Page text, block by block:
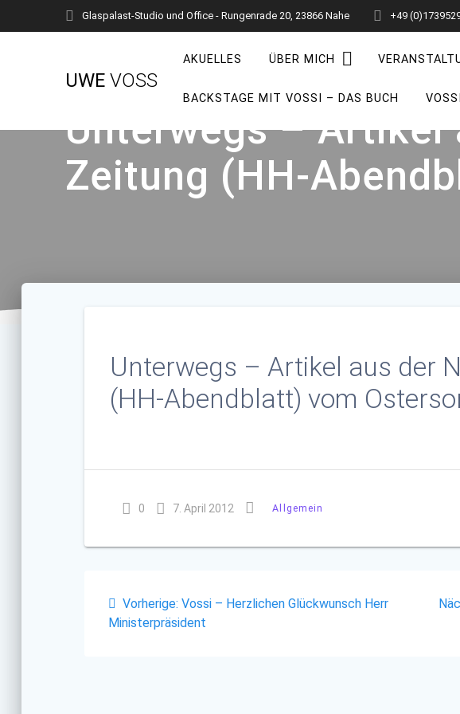
Glaspalast-Studio und Office - Rungenrade 20, 23866 Nahe +49
UWE VOSS
AKUELLES ÜBER MICH
BACKSTAGE MIT VOSSI – DAS BUCH
Unterwegs – Artikel
Zeitung (HH-
Unterwegs – Artikel aus der
(HH-Abendblatt) vom
0 7. April 2012 Allgemein
Beitragsnavigation
Vorherige: Vorheriger
Beitrag:
Vossi – Herzlichen Glückwunsch Herr
Ministerpräsident